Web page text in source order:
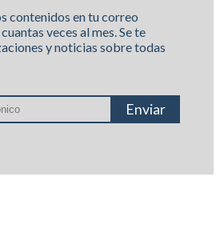
contenidos en tu correo
veces al mes. Se te
y noticias sobre todas
Enviar